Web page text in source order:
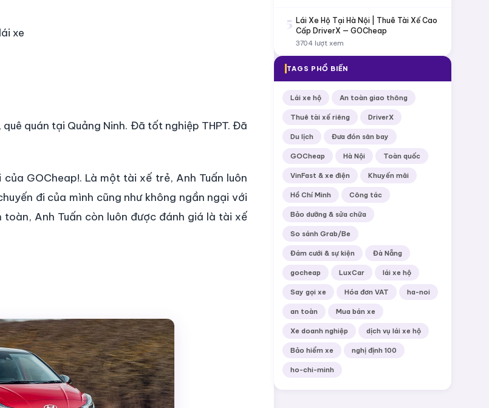
xe
quán tại Quảng Ninh. Đã tốt nghiệp THPT. Đã
GOCheap!. Là một tài xế trẻ, Anh Tuấn luôn
đi của mình cũng như không ngần ngại với
Anh Tuấn còn luôn được đánh giá là tài xế
5 Lái Xe Hộ Tại Hà Nội | Thuê Tài Xế Cao
Cấp DriverX — GOCheap
3704 lượt xem
TAGS PHỔ BIẾN
Lái xe hộ An toàn giao thông
Thuê tài xế riêng DriverX
Du lịch Đưa đón sân bay
GOCheap Hà Nội Toàn quốc
VinFast & xe điện Khuyến mãi
Hồ Chí Minh Công tác
Bảo dưỡng & sửa chữa
So sánh Grab/Be
Đám cưới & sự kiện Đà Nẵng
gocheap LuxCar lái xe hộ
Say gọi xe Hóa đơn VAT ha-noi
an toàn Mua bán xe
Xe doanh nghiệp dịch vụ lái xe hộ
Bảo hiểm xe nghị định 100
ho-chi-minh